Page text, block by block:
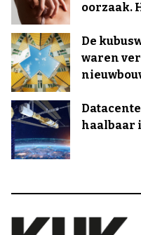
oorzaak.
De
waren
haalbaar